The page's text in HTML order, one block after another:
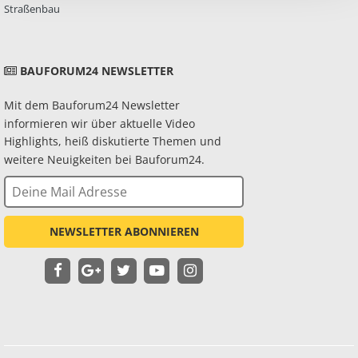
Straßenbau
BAUFORUM24 NEWSLETTER
Mit dem Bauforum24 Newsletter
informieren wir über aktuelle Video
Highlights, heiß diskutierte Themen und
weitere Neuigkeiten bei Bauforum24.
NEWSLETTER ABONNIEREN